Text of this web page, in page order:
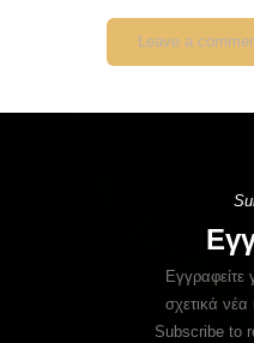
Εγγραφείτε
σχετικά νέα
Subscribe to